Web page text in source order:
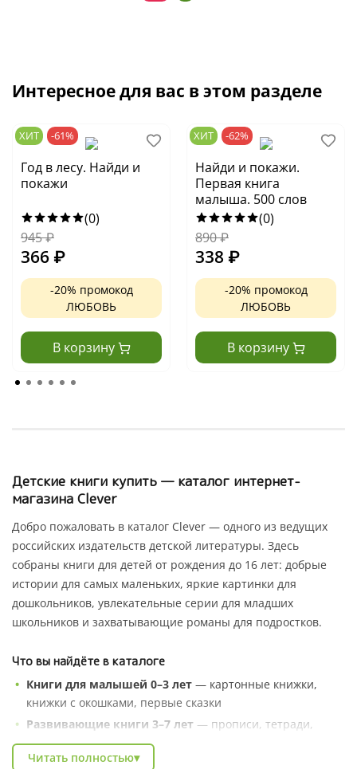
Интересное для вас в этом разделе
ХИТ -61%
Год в лесу. Найди и
покажи
(0)
945₽
366 ₽
-20% промокод
ЛЮБОВЬ
В корзину
ХИТ -62%
Найди и покажи.
Первая книга
малыша. 500 слов
(0)
890₽
338 ₽
-20% промокод
ЛЮБОВЬ
В корзину
Детские книги купить — каталог интернет-
магазина Clever
Добро пожаловать в каталог Clever — одного из ведущих
российских издательств детской литературы. Здесь
собраны книги для детей от рождения до 16 лет: добрые
истории для самых маленьких, яркие картинки для
дошкольников, увлекательные серии для младших
школьников и захватывающие романы для подростков.
Что вы найдёте в каталоге
Книги для малышей 0–3 лет — картонные книжки,
книжки с окошками, первые сказки
Развивающие книги 3–7 лет — прописи, тетради,
серии «Умные книжки», энциклопедии в сказках
Художественные серии
Читать полностью▾